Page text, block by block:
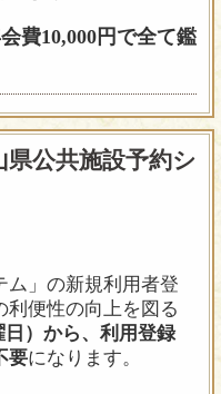
プ他
ンド音楽院（米・ボス
演奏優等賞を得て卒
典派のレパートリーを
」「モーツアルト・
ウキョウ」「レ・ボレ
体に参加するほか、
トとして演奏活動を展
ョナルスクール」「ICU
聖心女子大学グリー
12以上の団体で指導
「やすらぎの歌」は
「プライヴェート・
：月の 光 ～ベルガマ
ープのための組曲 作
合により変更になる
。あらかじめご了承
費10,000円で全て鑑
客席後方までわずか
メートル。
おもしろい！
）落語っておもしろ
県公共施設予約シ
ム」の新規利用者登
利便性の向上を図る
）から、利用登録
要になります。